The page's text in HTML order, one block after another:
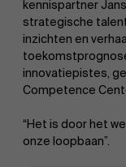
kennispartner
strategische
inzichten en
innovatiepistes,
Competence
“Het is door het
onze loopbaan”.